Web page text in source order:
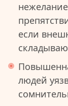
если
людей